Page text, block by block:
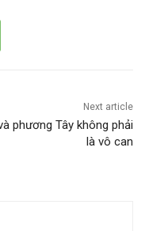
Next article
phương Tây không phải
là vô can